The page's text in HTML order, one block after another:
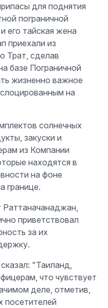
для поднятия
пограничной
его тайская жена
приехали из
Трат, сделав
базе Пограничной
жизненно важное
на
солнечных
закуски и
из Компании
находятся в
на фоне
границе.
Раттаначанаджан,
приветствовал
за их
"Таиланд,
что чувствует
деле, отметив,
посетителей